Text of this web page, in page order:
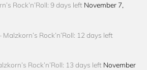
Rock’n’Roll: 9 days left November 7,
Rock’n’Roll: 12 days left
Rock’n’Roll: 13 days left November